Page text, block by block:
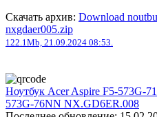
Скачать архив: Download
nxgdaer005.zip
122.1Mb, 21.09.2024 08:53.
Ноутбук Acer Aspire F5-573G-
573G-76NN NX.GD6ER.008